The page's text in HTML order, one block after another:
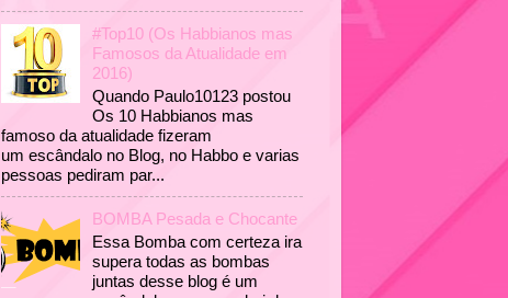
#Top10 (Os Habbianos mas
Famosos da Atualidade em
2016)
Quando Paulo10123 postou
Os 10 Habbianos mas
famoso da atualidade fizeram
um escândalo no Blog, no Habbo e varias
pessoas pediram par...
BOMBA Pesada e Chocante
Essa Bomba com certeza ira
supera todas as bombas
juntas desse blog é um